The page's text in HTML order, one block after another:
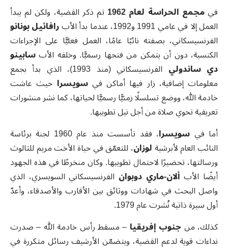
فيمجمع الحراسة لعام 1962
تم ذكر القضية، ولكن لم يبدأ
العمل إلا في عامي 1991 و1992، عندما بدأ الأب
رافائيل بونانو
الفرنسيسكاني، بصفته نائبًا عامًا، العمل فعليًّا على الإجراءات
الكنسية، دون أن يتمكن من فتحها رسميًّا. وخلفه الأبسابينو
دي ساندولي
الفرنسيسكاني (منذ 1993)، الذي بدأ بجمع
معلومات إضافية، زار فيها أماكن فيسويسرا حيث عاشت
خادمة الله، ووضع تسلسلًا زمنيًّا رسميًّا لحياتها، كما نشر منشورات
تعريفية تحوي صلاة من أجل نيل تطويبها.
أما في سويسرا
، فقد تأسست منذ عام 1960 لجنة برئاسة
النائب العام لأبرشيةلوزان، للتعمّق في حياة الأخت مريم للثالوث
ورسالتها، تحضيرًا لاحتمال تطويبها. وكان منخرطًا في هذه الجهود
أيضًا الأب ألان-ماري دوبوان الفرنسيسكاني السويسري، الذي
واصل البحث في شهادات ووثائق بين الأقارب والأصدقاء، وأعدّ
أول سيرة ذاتية نُشرت عام 1979
.
كذلك، منجنوب إفريقيا –مسقط رأس خادمة الله – صدرت
نداءات قوية لدعم القضية، ويتضمّن الأرشيف رسائل متكررة في